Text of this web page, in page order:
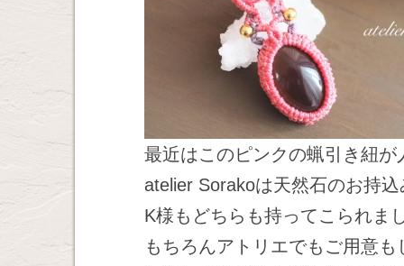
最近はこのピンクの蝋引き紐が
atelier Sorakoは天然石のお持
K様もどちらも持ってこられま
もちろんアトリエでもご用意も